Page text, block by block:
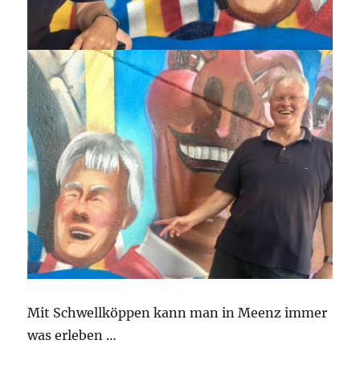
Mit Schwellköppen kann man in Meenz immer
was erleben …